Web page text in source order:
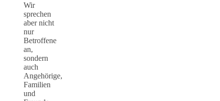
Wir
sprechen
aber nicht
nur
Betroffene
an,
sondern
auch
Angehörige,
Familien
und